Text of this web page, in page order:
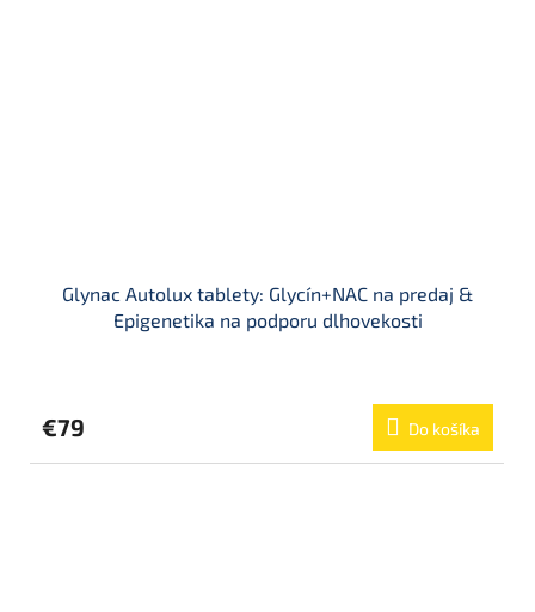
Glynac Autolux tablety: Glycín+NAC na predaj &
Epigenetika na podporu dlhovekosti
produktu
je
5,0
€79 Do košíka